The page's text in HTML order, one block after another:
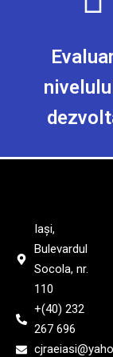
Iași,
Bulevardul
Socola, nr.
110
+(40) 232
267 696